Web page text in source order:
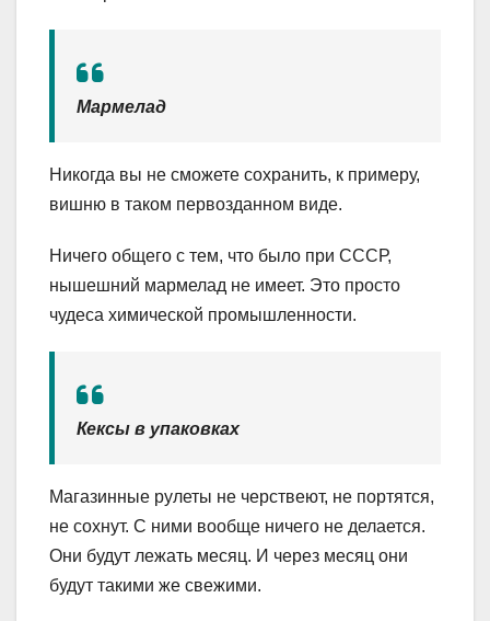
Мармелад
Никогда вы не сможете сохранить, к примеру,
вишню в таком первозданном виде.
Ничего общего с тем, что было при СССР,
нышешний мармелад не имеет. Это просто
чудеса химической промышленности.
Кексы в упаковках
Магазинные рулеты не черствеют, не портятся,
не сохнут. С ними вообще ничего не делается.
Они будут лежать месяц. И через месяц они
будут такими же свежими.